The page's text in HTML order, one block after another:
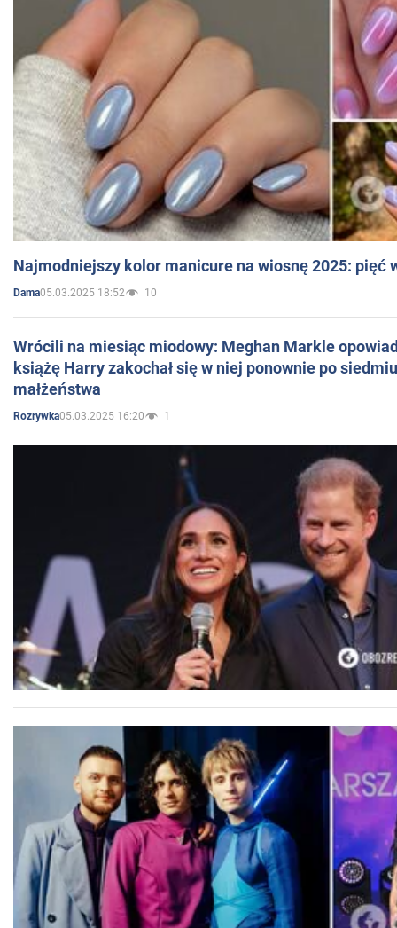
Najmodniejszy kolor manicure na wiosnę 2025: pięć
Dama05.03.2025 18:52 10
Wrócili na miesiąc miodowy: Meghan Markle
książę Harry zakochał się w niej ponownie po
małżeństwa
Rozrywka05.03.2025 16:20 1